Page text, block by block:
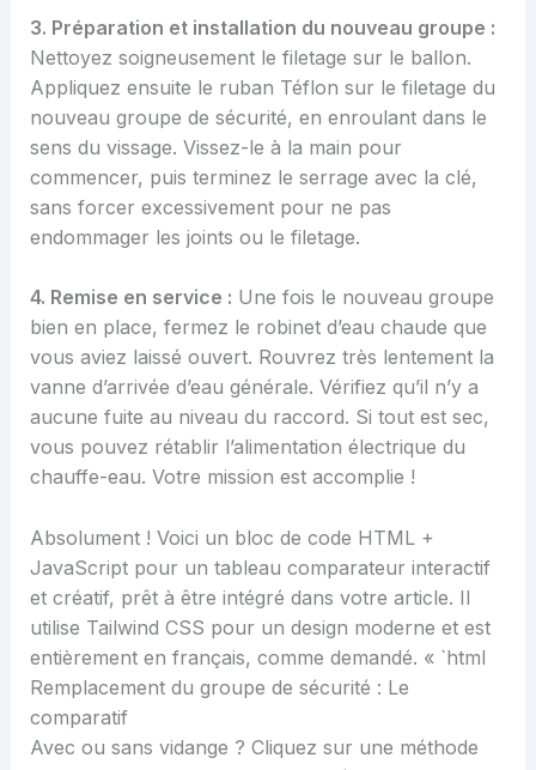
3. Préparation et installation du nouveau groupe :
Nettoyez soigneusement le filetage sur le ballon.
Appliquez ensuite le ruban Téflon sur le filetage du
nouveau groupe de sécurité, en enroulant dans le
sens du vissage. Vissez-le à la main pour
commencer, puis terminez le serrage avec la clé,
sans forcer excessivement pour ne pas
endommager les joints ou le filetage.
4. Remise en service : Une fois le nouveau groupe
bien en place, fermez le robinet d’eau chaude que
vous aviez laissé ouvert. Rouvrez très lentement la
vanne d’arrivée d’eau générale. Vérifiez qu’il n’y a
aucune fuite au niveau du raccord. Si tout est sec,
vous pouvez rétablir l’alimentation électrique du
chauffe-eau. Votre mission est accomplie !
Absolument ! Voici un bloc de code HTML +
JavaScript pour un tableau comparateur interactif
et créatif, prêt à être intégré dans votre article. Il
utilise Tailwind CSS pour un design moderne et est
entièrement en français, comme demandé. « `html
Remplacement du groupe de sécurité : Le
comparatif
Avec ou sans vidange ? Cliquez sur une méthode